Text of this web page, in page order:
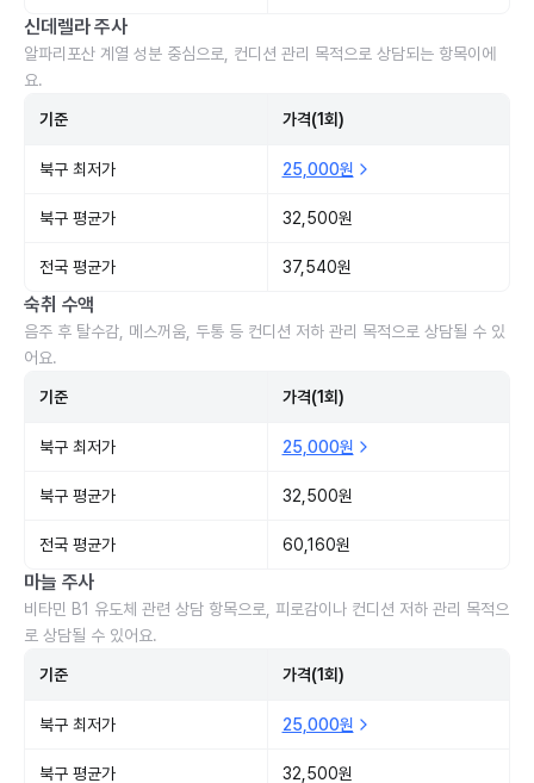
신데렐라 주사
알파리포산 계열 성분 중심으로, 컨디션 관리 목적으로 상담되는 항목이에
요.
기준 가격(1회)
북구 최저가 25,000원
북구 평균가 32,500원
전국 평균가 37,540원
숙취 수액
음주 후 탈수감, 메스꺼움, 두통 등 컨디션 저하 관리 목적으로 상담될 수 있
어요.
기준 가격(1회)
북구 최저가 25,000원
북구 평균가 32,500원
전국 평균가 60,160원
마늘 주사
비타민 B1 유도체 관련 상담 항목으로, 피로감이나 컨디션 저하 관리 목적으
로 상담될 수 있어요.
기준 가격(1회)
북구 최저가 25,000원
북구 평균가 32,500원